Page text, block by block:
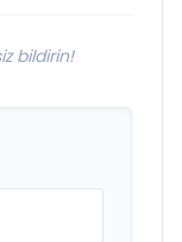
bildirin!